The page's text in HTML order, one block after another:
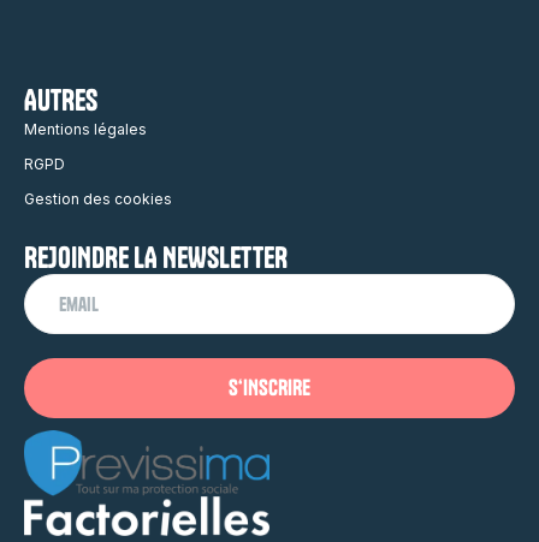
AUTRES
Mentions légales
RGPD
Gestion des cookies
REJOINDRE LA NEWSLETTER